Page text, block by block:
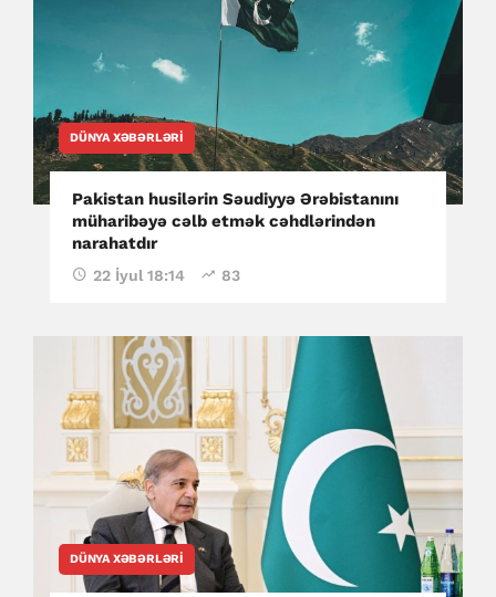
DÜNYA XƏBƏRLƏRI
Pakistan husilərin Səudiyyə Ərəbistanını
müharibəyə cəlb etmək cəhdlərindən
narahatdır
22 İyul 18:14 83
DÜNYA XƏBƏRLƏRI